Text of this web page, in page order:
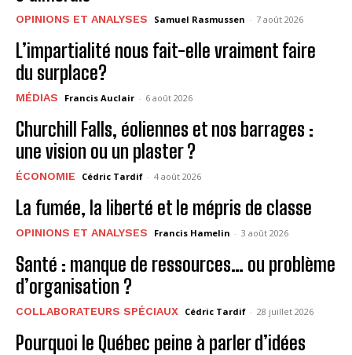
OPINIONS ET ANALYSES Samuel Rasmussen - 7 août 2026
L’impartialité nous fait-elle vraiment faire
du surplace?
MÉDIAS Francis Auclair - 6 août 2026
Churchill Falls, éoliennes et nos barrages :
une vision ou un plaster ?
ÉCONOMIE Cédric Tardif - 4 août 2026
La fumée, la liberté et le mépris de classe
OPINIONS ET ANALYSES Francis Hamelin - 3 août 2026
Santé : manque de ressources… ou problème
d’organisation ?
COLLABORATEURS SPÉCIAUX Cédric Tardif - 28 juillet 2026
Pourquoi le Québec peine à parler d’idées